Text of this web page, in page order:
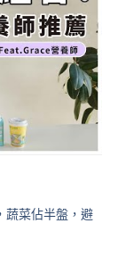
蔬菜佔半盤，避